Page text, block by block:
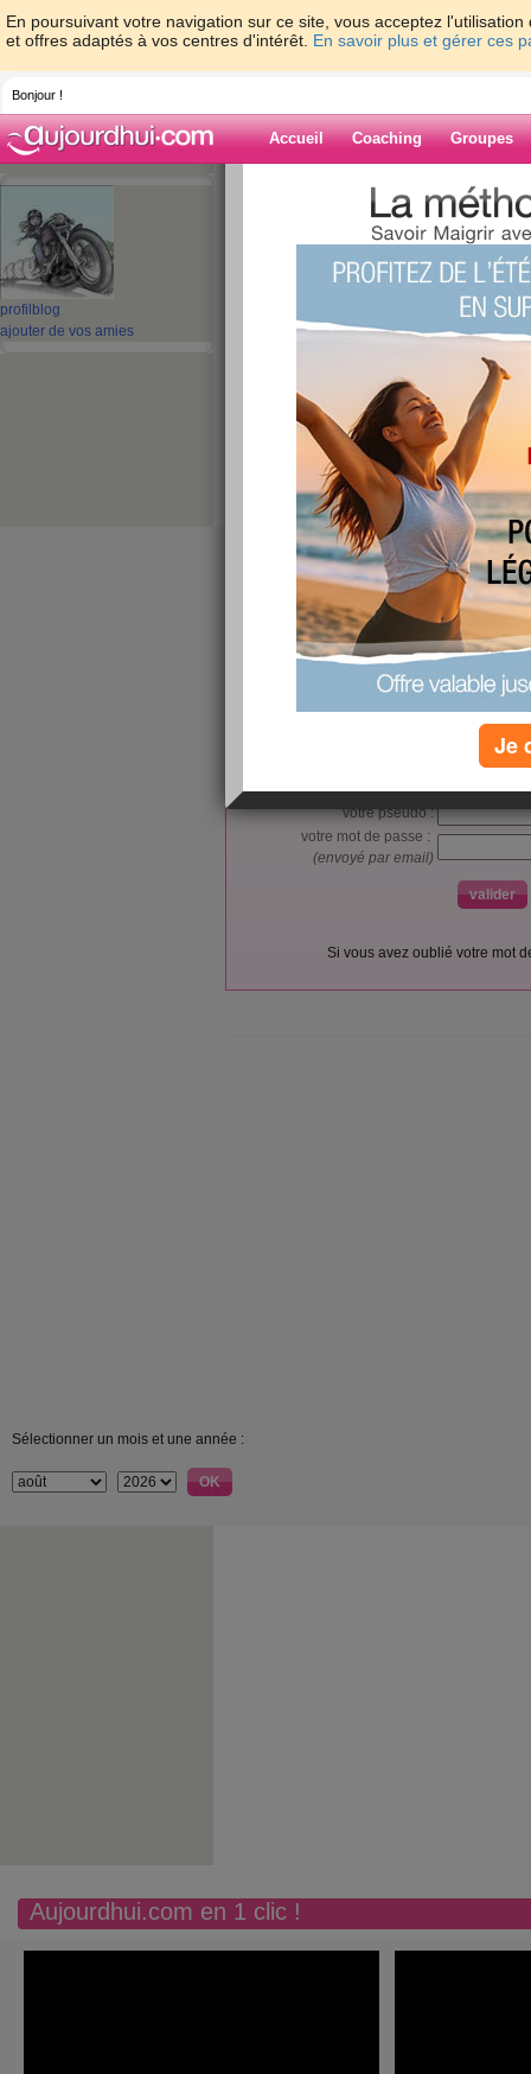
En poursuivant votre navigation sur ce site, vous acceptez
et offres adaptés à vos centres d'intérêt. En savoir plus et gérer ces
Bonjour !
Accueil Coaching Groupes
profil blog
ajouter de vos amies
> > Ce soir
Blog de talou62
Ce soir les amis
6
L’accès et l’utilisation du forum sont
Vous pouvez vousinscrire
Si vous êtes déjà membre,
votre pseudo :
votre mot de passe :
(envoyé par email)
Si vous avez oublié votre mot
Sélectionner un mois et une année :
Aujourdhui.com en 1 clic !
Je